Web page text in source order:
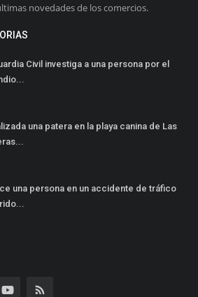
novedades de los comercios.
Civil investiga a una persona por el
una patera en la playa canina de Las
una persona en un accidente de tráfico